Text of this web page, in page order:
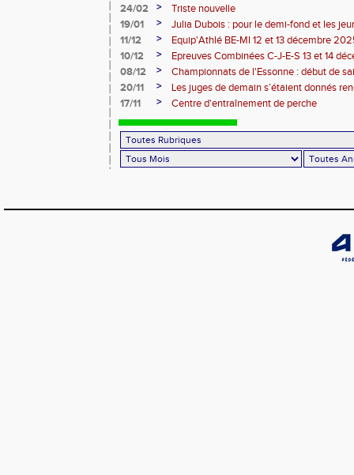
24/02
>
Triste nouvelle
19/01
>
Julia Dubois : pour le demi-fond et les
11/12
>
Equip'Athlé BE-MI 12 et 13 décembre
10/12
>
Epreuves Combinées C-J-E-S 13 et 14
08/12
>
Championnats de l'Essonne : début de
roues
20/11 >
Les juges de demain s’étaient donnés
17/11
> Centre d'entraînement de perche